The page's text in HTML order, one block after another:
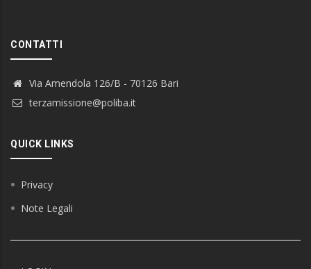
CONTATTI
Via Amendola 126/B - 70126 Bari
terzamissione@poliba.it
QUICK LINKS
Privacy
Note Legali